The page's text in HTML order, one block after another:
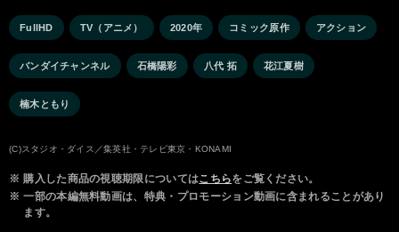
FullHD TV（アニメ） 2020年 コミック原作 アクション
バンダイチャンネル 石橋陽彩 八代 拓 花江夏樹
楠木ともり
(C)スタジオ・ダイス／集英社・テレビ東京・KONAMI
※ 購入した商品の視聴期限についてはこちらをご覧ください。
※ 一部の本編無料動画は、特典・プロモーション動画に含まれることがあり
ます。